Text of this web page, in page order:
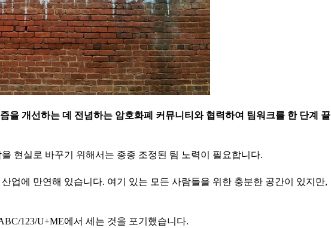
을 개선하는 데 전념하는 암호화폐 커뮤니티와 협력하여 팀워크를 한 단계 끌
현실로 바꾸기 위해서는 종종 조정된 팀 노력이 필요합니다.
업에 만연해 있습니다. 여기 있는 모든 사람들을 위한 충분한 공간이 있지만,
123/U+ME에서 세는 것을 포기했습니다.